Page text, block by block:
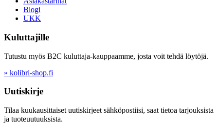
Blogi
UKK
Kuluttajille
Tutustu myös B2C kuluttaja-kauppaamme, josta voit tehdä löytöjä.
» kolibri-shop.fi
Uutiskirje
Tilaa kuukausittaiset uutiskirjeet sähköpostiisi, saat tietoa tarjouksista
ja tuoteuutuuksista.